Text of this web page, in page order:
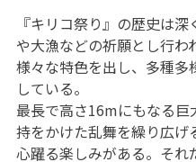
『キリコ祭り』の歴史は
や大漁などの祈願とし行わ
様々な特色を出し、多種多
している。
最長で高さ16mにもなる
持をかけた乱舞を繰り広
心躍る楽しみがある。そ